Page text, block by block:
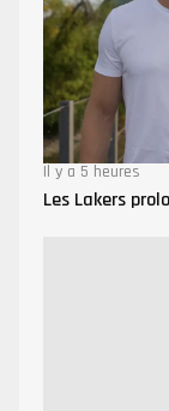
Il y a 5 heures
Les Lakers